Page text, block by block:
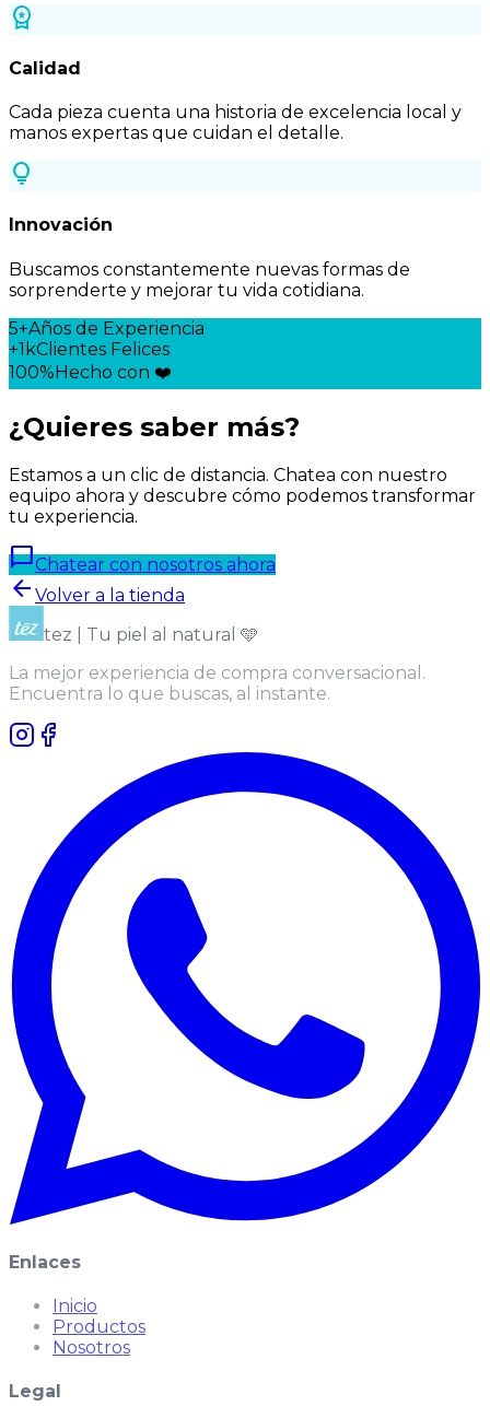
workspace_premium
Calidad
Cada pieza cuenta una historia de excelencia local y
manos expertas que cuidan el detalle.
lightbulb
Innovación
Buscamos constantemente nuevas formas de
sorprenderte y mejorar tu vida cotidiana.
5+Años de Experiencia
+1kClientes Felices
100%Hecho con ❤️
¿Quieres saber más?
Estamos a un clic de distancia. Chatea con nuestro
equipo ahora y descubre cómo podemos transformar
tu experiencia.
chat_bubbleChatear con nosotros ahora
arrow_back Volver a la tienda
tez | Tu piel al natural 🩵
La mejor experiencia de compra conversacional.
Encuentra lo que buscas, al instante.
Enlaces
Inicio
Productos
Nosotros
Legal